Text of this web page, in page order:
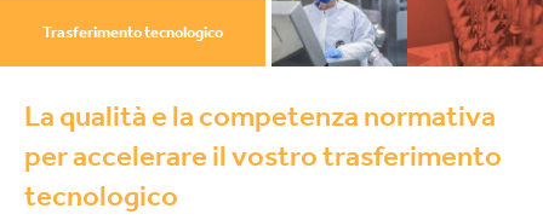
Trasferimento tecnologico
La qualità e la competenza normativa
per accelerare il vostro trasferimento
tecnologico